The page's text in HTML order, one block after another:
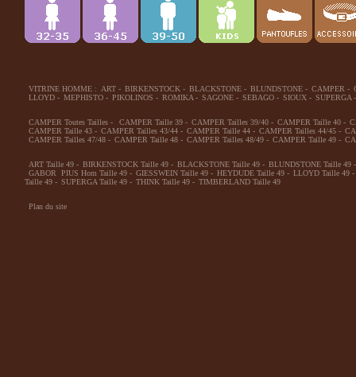
VITRINE HOMME : ART - BIRKENSTOCK - BLACKSTONE - BLUNDSTONE - CAMPER -
LLOYD - MEPHISTO - PIKOLINOS - ROMIKA - SAGONE - SEBAGO - SIOUX - SUPERGA -
CAMPER Toutes Tailles - CAMPER Taille 39 - CAMPER Tailles 39/40 - CAMPER Taille 40 -
CAMPER Taille 43 - CAMPER Tailles 43/44 - CAMPER Taille 44 - CAMPER Tailles 44/45 -
CAMPER Tailles 47/48 - CAMPER Taille 48 - CAMPER Tailles 48/49 - CAMPER Taille 49 -
ART Taille 49 - BIRKENSTOCK Taille 49 - BLACKSTONE Taille 49 - BLUNDSTONE Taille 49 -
GABOR PIUS Hom Taille 49 - GIESSWEIN Taille 49 - HEYDUDE Taille 49 - LLOYD Taille 49 -
Taille 49 - SUPERGA Taille 49 - THINK Taille 49 - TIMBERLAND Taille 49
Plan du site